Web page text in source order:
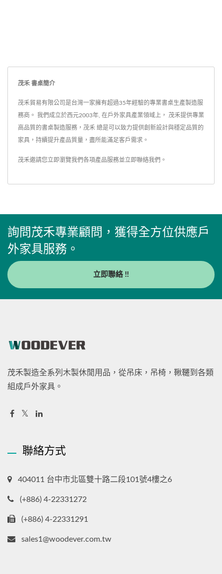
茂禾 書桌簡介
茂禾貿易有限公司是台灣一家擁有超過35年經驗的專業書桌生產製造服
務商。 我們成立於西元2003年, 在戶外家具產業領域上， 茂禾提供專業
高品質的書桌製造服務，茂禾 總是可以致力提供創新設計與穩定品質的
家具，持續提升產品質量，盡所能滿足客戶需求。
茂禾邀請您立即瀏覽我們各項產品服務並立即聯絡我們 。
詢問茂禾專業顧問，獲得全方位供應戶
外家具服務。
立即聯絡 !!
茂禾製造全系列木製休閒用品，從吊床，吊椅，鞦韆到各類
組成戶外家具。
聯絡方式
404011 台中市北區雙十路二段101號4樓之6
(+886) 4-22331272
(+886) 4-22331291
sales1@woodever.com.tw